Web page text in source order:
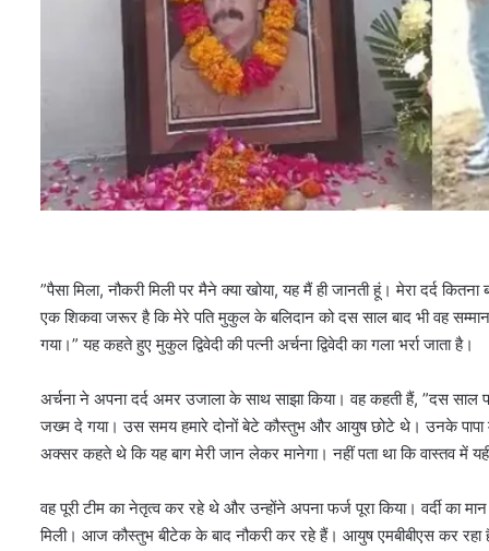
”पैसा मिला, नौकरी मिली पर मैने क्या खोया, यह मैं ही जानती हूं। मेरा दर्द
एक शिकवा जरूर है कि मेरे पति मुकुल के बलिदान को दस साल बाद भी वह
गया।” यह कहते हुए मुकुल द्विवेदी की पत्नी अर्चना द्विवेदी का गला भर्रा जाता है।
अर्चना ने अपना दर्द अमर उजाला के साथ साझा किया। वह कहती हैं, ”दस
जख्म दे गया। उस समय हमारे दोनों बेटे कौस्तुभ और आयुष छोटे थे। उनके पापा
अक्सर कहते थे कि यह बाग मेरी जान लेकर मानेगा। नहीं पता था कि वास्तव में यही
वह पूरी टीम का नेतृत्व कर रहे थे और उन्होंने अपना फर्ज पूरा किया। वर्दी का
मिली। आज कौस्तुभ बीटेक के बाद नौकरी कर रहे हैं। आयुष एमबीबीएस कर